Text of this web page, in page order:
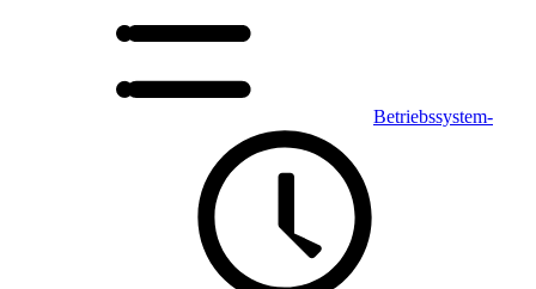
Betriebssystem-